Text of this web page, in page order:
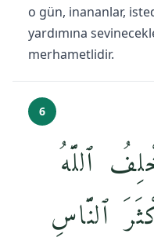
o gün, inananlar,
yardımına
merhametlidir.
6
ٱللَّهُ
ٱلنَّاسِ